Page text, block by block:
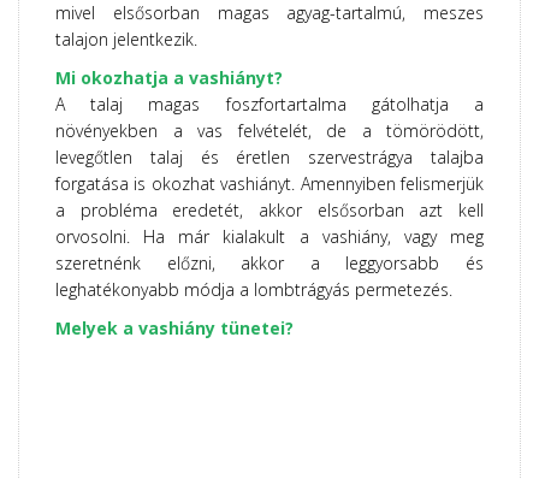
mivel elsősorban magas agyag-tartalmú, meszes
talajon jelentkezik.
Mi okozhatja a vashiányt?
A talaj magas foszfortartalma gátolhatja a
növényekben a vas felvételét, de a tömörödött,
levegőtlen talaj és éretlen szervestrágya talajba
forgatása is okozhat vashiányt. Amennyiben felismerjük
a probléma eredetét, akkor elsősorban azt kell
orvosolni. Ha már kialakult a vashiány, vagy meg
szeretnénk előzni, akkor a leggyorsabb és
leghatékonyabb módja a lombtrágyás permetezés.
Melyek a vashiány tünetei?